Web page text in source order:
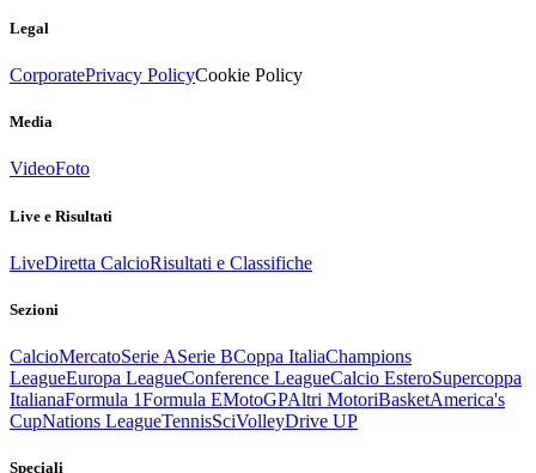
Legal
CorporatePrivacy PolicyCookie Policy
Media
VideoFoto
Live e Risultati
LiveDiretta CalcioRisultati e Classifiche
Sezioni
CalcioMercatoSerie ASerie BCoppa ItaliaChampions
LeagueEuropa LeagueConference LeagueCalcio EsteroSupercoppa
ItalianaFormula 1Formula EMotoGPAltri MotoriBasketAmerica's
CupNations LeagueTennisSciVolleyDrive UP
Speciali